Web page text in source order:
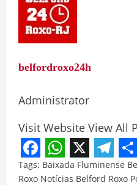
belfordroxo24h
Administrator
Visit Website View All
Facebook
X
Tags: Baixada Fluminense
Roxo Notícias Belford Roxo